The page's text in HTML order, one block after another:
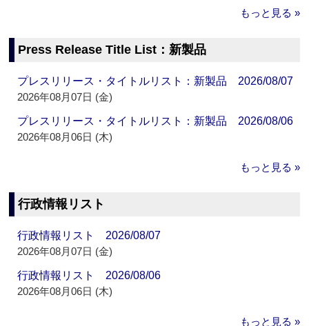
もっと見る »
Press Release Title List：新製品
プレスリリース・タイトルリスト：新製品 2026/08/07
2026年08月07日 (金)
プレスリリース・タイトルリスト：新製品 2026/08/06
2026年08月06日 (木)
もっと見る »
行政情報リスト
行政情報リスト 2026/08/07
2026年08月07日 (金)
行政情報リスト 2026/08/06
2026年08月06日 (木)
もっと見る »